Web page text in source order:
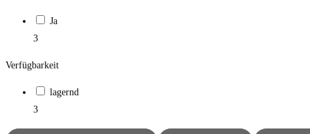
Ja
3
Verfügbarkeit
lagernd
3